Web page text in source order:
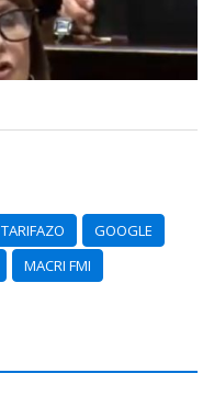
TARIFAZO
GOOGLE
MACRI FMI